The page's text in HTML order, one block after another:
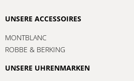
UNSERE ACCESSOIRES
MONTBLANC
ROBBE & BERKING
UNSERE UHRENMARKEN